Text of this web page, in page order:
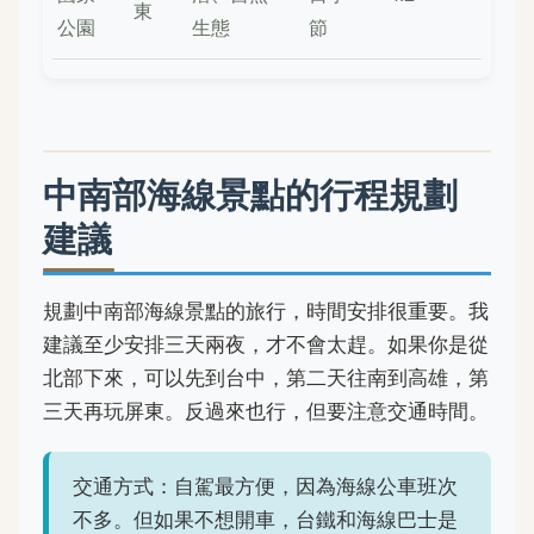
公園
東
生態
節
中南部海線景點的行程規劃
建議
規劃中南部海線景點的旅行，時間安排很重要。我
建議至少安排三天兩夜，才不會太趕。如果你是從
北部下來，可以先到台中，第二天往南到高雄，第
三天再玩屏東。反過來也行，但要注意交通時間。
交通方式：自駕最方便，因為海線公車班次
不多。但如果不想開車，台鐵和海線巴士是